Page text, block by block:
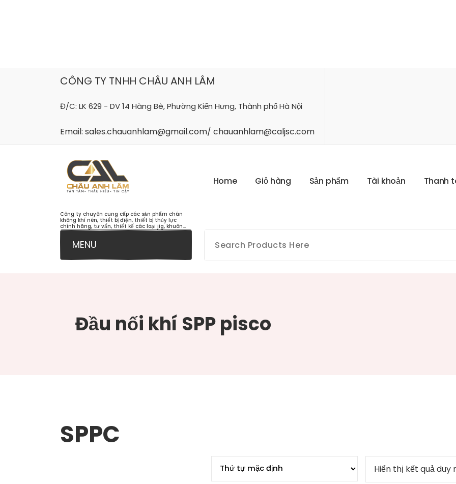
CÔNG TY TNHH CHÂU ANH LÂM
Đ/C: LK 629 - DV 14 Hàng Bè, Phường Kiến Hưng, Thành phố Hà Nội
Email: sales.chauanhlam@gmail.com/ chauanhlam@caljsc.com
Công ty chuyên cung cấp các sản phẩm chân
không khí nén, thiết bị điện, thiết bị thủy lực
chính hãng, tư vấn, thiết kế các loại jig, khuôn...
Home Giỏ hàng Sản phẩm Tài khoản Thanh t
MENU
Đầu nối khí SPP pisco
SPPC
Hiển thị kết quả duy